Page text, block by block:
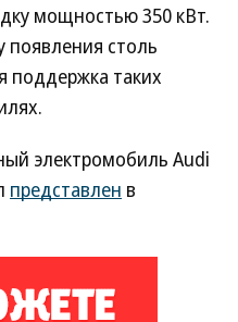
мощностью 350 кВт.
столь
поддержка таких
электромобиль Audi
представлен в